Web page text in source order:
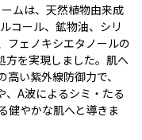
ムは、天然植物由来成
コール、鉱物油、シリ
フェノキシエタノールの
方を実現しました。肌へ
い紫外線防御力で、
A波によるシミ・たる
健やかな肌へと導きま